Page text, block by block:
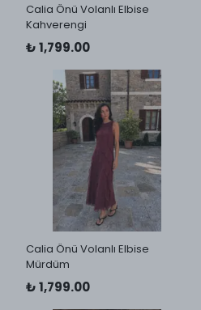
Calia Önü Volanlı Elbise
Kahverengi
₺ 1,799.00
Calia Önü Volanlı Elbise
Mürdüm
₺ 1,799.00